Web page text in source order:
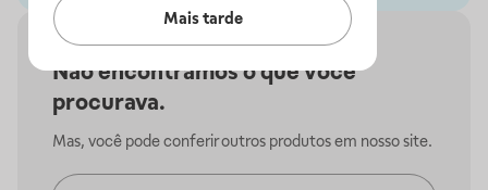
Mais tarde
Não encontramos o que você
procurava.
Mas, você pode conferir outros produtos em nosso site.